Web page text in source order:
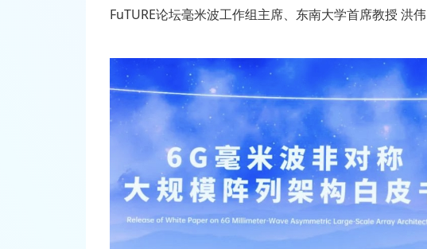
FuTURE论坛毫米波工作组主席、东南大学首席教授 洪伟